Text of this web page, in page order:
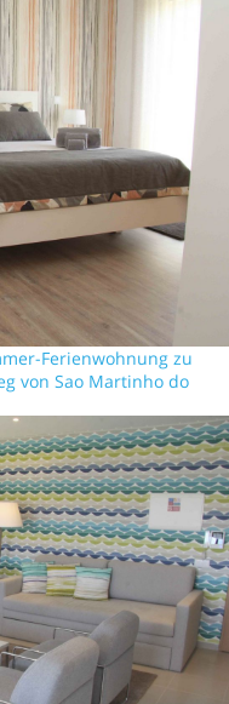
Ferienwohnung zu
von Sao Martinho do